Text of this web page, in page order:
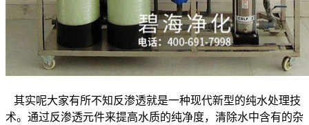
其实呢大家有所不知反渗透就是一种现代新型的纯水处理技
术。通过反渗透元件来提高水质的纯净度，清除水中含有的杂